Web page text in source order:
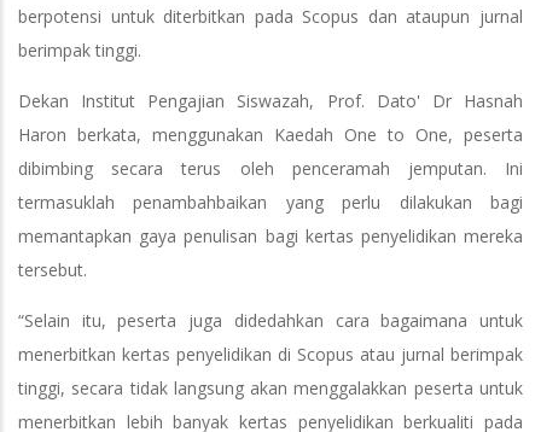
berpotensi untuk diterbitkan pada Scopus dan ataupun jurnal
berimpak tinggi.
Dekan Institut Pengajian Siswazah, Prof. Dato' Dr Hasnah
Haron berkata, menggunakan Kaedah One to One, peserta
dibimbing secara terus oleh penceramah jemputan. Ini
termasuklah penambahbaikan yang perlu dilakukan bagi
memantapkan gaya penulisan bagi kertas penyelidikan mereka
tersebut.
“Selain itu, peserta juga didedahkan cara bagaimana untuk
menerbitkan kertas penyelidikan di Scopus atau jurnal berimpak
tinggi, secara tidak langsung akan menggalakkan peserta untuk
menerbitkan lebih banyak kertas penyelidikan berkualiti pada